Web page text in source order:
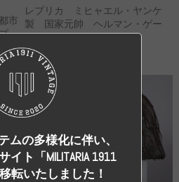
市
...
レプリカ ミヒャエル・ヤンケ
製 国家元帥 ヘルマン・ゲー
リ...
¥55,000
売り切れ
ムの多様化に伴い、
ト「MILITARIA 1911
移転いたしました！